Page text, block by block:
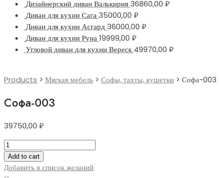
Дизайнерский диван Валькирия36860,00 ₽
Диван для кухни Сага35000,00 ₽
Диван для кухни Асгард36000,00 ₽
Диван для кухни Руна19999,00 ₽
Угловой диван для кухни Вереск 49970,00 ₽
Products > Мягкая мебель > Софы, тахты, кушетки > Софа-003
Софа-003
39750,00 ₽
Софа-003
quantity
Add to cart
Добавить в список желаний